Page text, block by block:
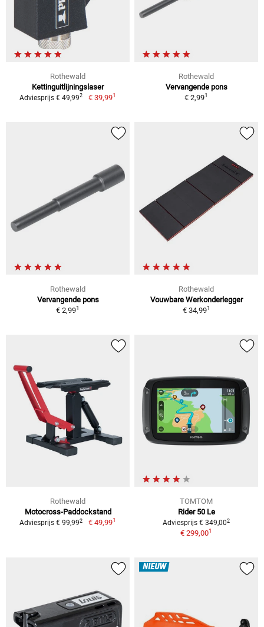
Rothewald
Kettinguitlijningslaser
Adviesprijs € 49,992 € 39,991
Rothewald
Vervangende pons
€ 2,991
Rothewald
Vervangende pons
€ 2,991
Rothewald
Vouwbare Werkonderlegger
€ 34,991
Rothewald
Motocross-Paddockstand
Adviesprijs € 99,992 € 49,991
TOMTOM
Rider 50 Le
Adviesprijs € 349,002
€ 299,001
NIEUW